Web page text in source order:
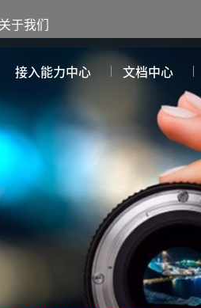
关于我们
接入能力中心 文档中心